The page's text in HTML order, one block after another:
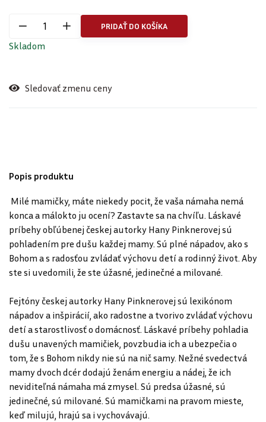
PRIDAŤ DO KOŠÍKA
Skladom
Sledovať zmenu ceny
Popis produktu
Milé mamičky, máte niekedy pocit, že vaša námaha nemá
konca a málokto ju ocení? Zastavte sa na chvíľu. Láskavé
príbehy obľúbenej českej autorky Hany Pinknerovej sú
pohladením pre dušu každej mamy. Sú plné nápadov, ako s
Bohom a s radosťou zvládať výchovu detí a rodinný život. Aby
ste si uvedomili, že ste úžasné, jedinečné a milované.
Fejtóny českej autorky Hany Pinknerovej sú lexikónom
nápadov a inšpirácií, ako radostne a tvorivo zvládať výchovu
detí a starostlivosť o domácnosť. Láskavé príbehy pohladia
dušu unavených mamičiek, povzbudia ich a ubezpečia o
tom, že s Bohom nikdy nie sú na nič samy. Nežné svedectvá
mamy dvoch dcér dodajú ženám energiu a nádej, že ich
neviditeľná námaha má zmysel. Sú predsa úžasné, sú
jedinečné, sú milované. Sú mamičkami na pravom mieste,
keď milujú, hrajú sa i vychovávajú.